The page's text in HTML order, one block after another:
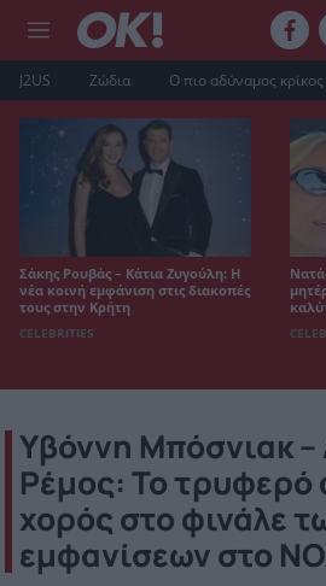
J2US Ζώδια Ο πιο αδύναμος κρίκος
Σάκης Ρουβάς – Κάτια Ζυγούλη: Η
νέα κοινή εμφάνιση στις διακοπές
τους στην Κρήτη
CELEBRITIES
Υβόννη Μπόσνιακ
Ρέμος: Το τρυφερό
χορός στο φινάλε
εμφανίσεων στο